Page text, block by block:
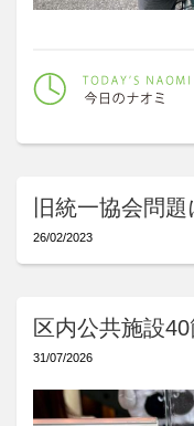
旧統一協会問
26/02/2023
区内公共施設
31/07/2026